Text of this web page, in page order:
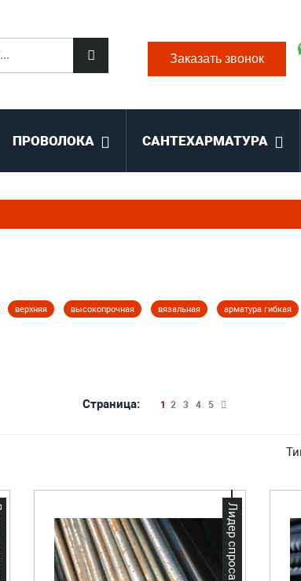
Заказать звонок
ПРОВОЛОКА САНТЕХАРМАТУРА
верхняя высокопрочная вязальная арматура гибкая
Страница: 1 2 3 4 5
Лидер спроса